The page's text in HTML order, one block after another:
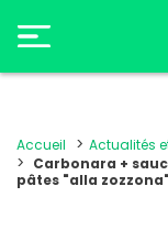
Accueil Actualités
Carbonara +
pâtes "alla